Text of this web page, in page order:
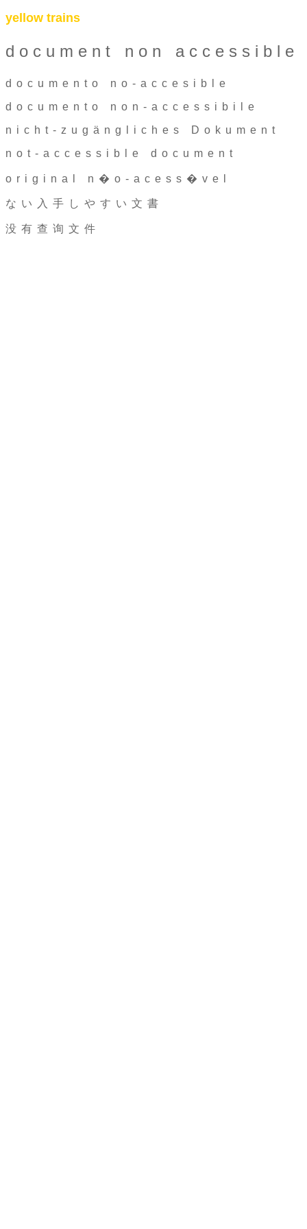
yellow trains
document non accessible
documento no-accesible
documento non-accessibile
nicht-zugängliches Dokument
not-accessible document
original n�o-acess�vel
ない入手しやすい文書
没有查询文件